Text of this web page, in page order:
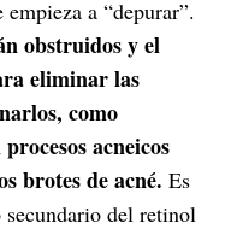
a “depurar”.
obstruidos y el
eliminar las
como
acneicos
brotes de acné. Es
del retinol